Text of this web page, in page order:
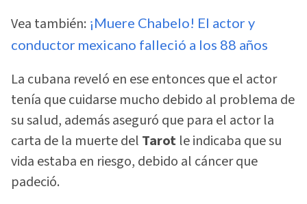
Vea también: ¡Muere Chabelo! El actor y
conductor mexicano falleció a los 88 años
La cubana reveló en ese entonces que el actor
tenía que cuidarse mucho debido al problema de
su salud, además aseguró que para el actor la
carta de la muerte del Tarot le indicaba que su
vida estaba en riesgo, debido al cáncer que
padeció.